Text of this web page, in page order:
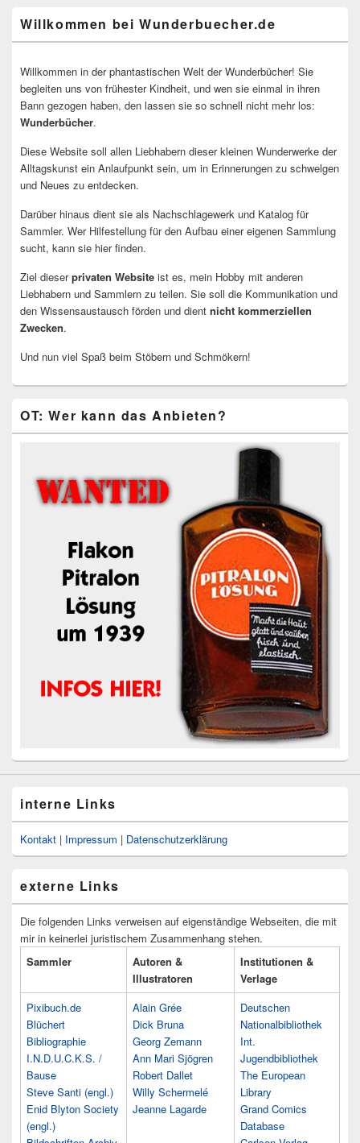
Willkommen bei Wunderbuecher.de
Willkommen in der phantastischen Welt der Wunderbücher! Sie
begleiten uns von frühester Kindheit, und wen sie einmal in ihren
Bann gezogen haben, den lassen sie so schnell nicht mehr los:
Wunderbücher.
Diese Website soll allen Liebhabern dieser kleinen Wunderwerke der
Alltagskunst ein Anlaufpunkt sein, um in Erinnerungen zu schwelgen
und Neues zu entdecken.
Darüber hinaus dient sie als Nachschlagewerk und Katalog für
Sammler. Wer Hilfestellung für den Aufbau einer eigenen Sammlung
sucht, kann sie hier finden.
Ziel dieserprivaten Website ist es, mein Hobby mit anderen
Liebhabern und Sammlern zu teilen. Sie soll die Kommunikation und
den Wissensaustausch förden und dient nicht kommerziellen
Zwecken.
Und nun viel Spaß beim Stöbern und Schmökern!
OT: Wer kann das Anbieten?
interne Links
Kontakt | Impressum | Datenschutzerklärung
externe Links
Die folgenden Links verweisen auf eigenständige Webseiten, die mit
mir in keinerlei juristischem Zusammenhang stehen.
Sammler
Autoren &
Illustratoren
Institutionen &
Verlage
Pixibuch.de
Blüchert
Bibliographie
I.N.D.U.C.K.S. /
Bause
Steve Santi (engl.)
Enid Blyton Society
(engl.)
Alain Grée
Dick Bruna
Georg Zemann
Ann Mari Sjögren
Robert Dallet
Willy Schermelé
Jeanne Lagarde
Deutschen
Nationalbibliothek
Int.
Jugendbibliothek
The European
Library
Grand Comics
Database